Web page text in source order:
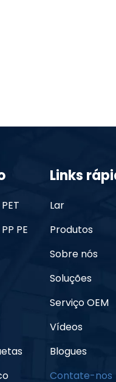
PE
Links
Lar
Produtos
Sobre nós
Soluções
Serviço OEM
Vídeos
Blogues
Contate-nos